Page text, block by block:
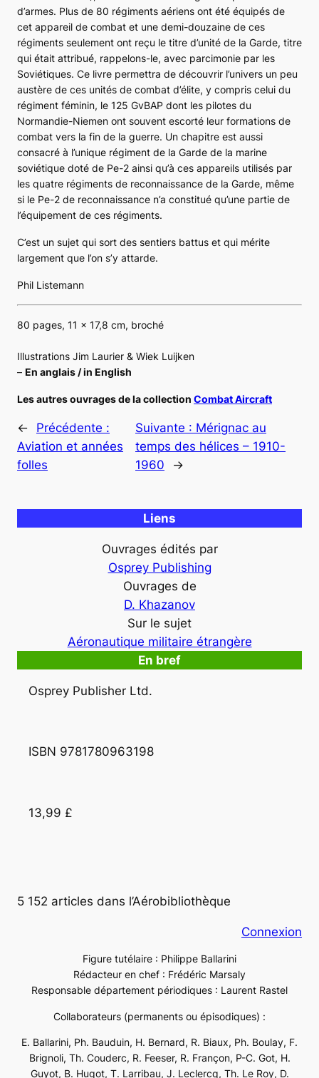
d’armes. Plus de 80 régiments aériens ont été équipés de
cet appareil de combat et une demi-douzaine de ces
régiments seulement ont reçu le titre d’unité de la Garde, titre
qui était attribué, rappelons-le, avec parcimonie par les
Soviétiques. Ce livre permettra de découvrir l’univers un peu
austère de ces unités de combat d’élite, y compris celui du
régiment féminin, le 125 GvBAP dont les pilotes du
Normandie-Niemen ont souvent escorté leur formations de
combat vers la fin de la guerre. Un chapitre est aussi
consacré à l’unique régiment de la Garde de la marine
soviétique doté de Pe-2 ainsi qu’à ces appareils utilisés par
les quatre régiments de reconnaissance de la Garde, même
si le Pe-2 de reconnaissance n’a constitué qu’une partie de
l’équipement de ces régiments.
C’est un sujet qui sort des sentiers battus et qui mérite
largement que l’on s’y attarde.
Phil Listemann
80 pages, 11 x 17,8 cm, broché
Illustrations Jim Laurier & Wiek Luijken
– En anglais / in English
Les autres ouvrages de la collection Combat Aircraft
←
Précédente :
Aviation et années
folles
Suivante : Mérignac au
temps des hélices – 1910-
1960
→
Liens
Ouvrages édités par
Osprey Publishing
Ouvrages de
D. Khazanov
Sur le sujet
Aéronautique militaire étrangère
En bref
Osprey Publisher Ltd.
ISBN 9781780963198
13,99 £
5 152 articles dans l’Aérobibliothèque
Connexion
Figure tutélaire : Philippe Ballarini
Rédacteur en chef : Frédéric Marsaly
Responsable département périodiques : Laurent Rastel
Collaborateurs (permanents ou épisodiques) :
E. Ballarini, Ph. Bauduin, H. Bernard, R. Biaux, Ph. Boulay, F.
Brignoli, Th. Couderc, R. Feeser, R. Françon, P-C. Got, H.
Guyot, B. Hugot, T. Larribau, J. Leclercq, Th. Le Roy, D.